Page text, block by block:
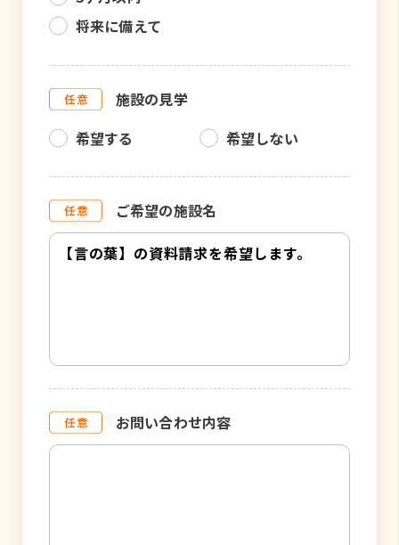
将来に備えて
施設の見学
希望する
希望しない
ご希望の施設名
お問い合わせ内容